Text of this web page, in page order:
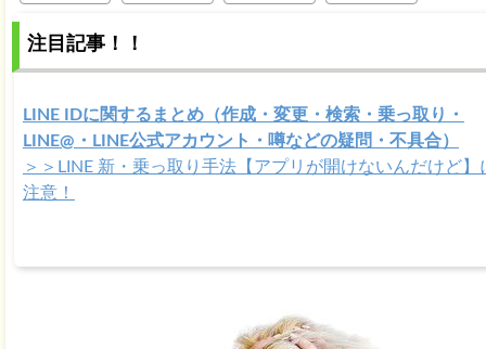
注目記事！！
LINE IDに関するまとめ（作成・変更・検索・乗っ取り・
LINE@・LINE公式アカウント・噂などの疑問・不具合）
＞＞LINE 新・乗っ取り手法【アプリが開けないんだけど】
注意！